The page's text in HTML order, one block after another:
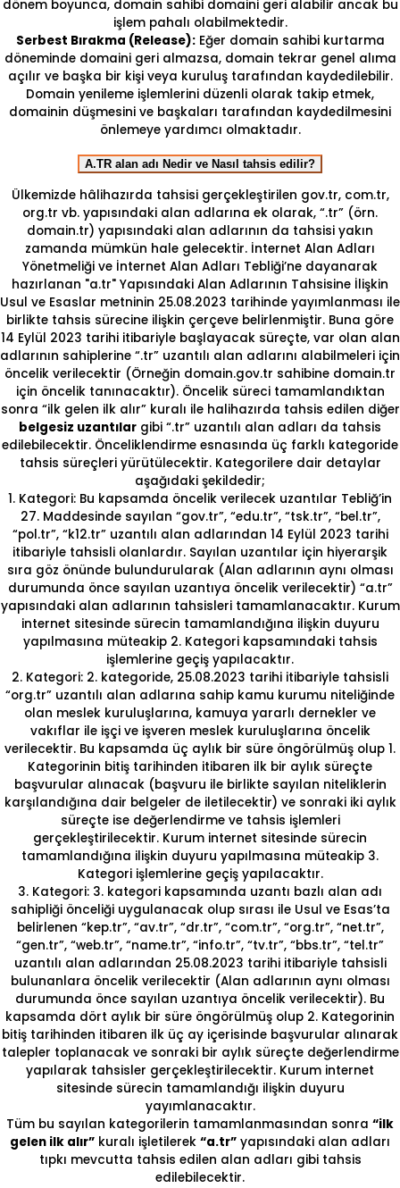
dönem boyunca, domain sahibi domaini geri alabilir ancak bu
işlem pahalı olabilmektedir.
Serbest Bırakma (Release):Eğer domain sahibi kurtarma
döneminde domaini geri almazsa, domain tekrar genel alıma
açılır ve başka bir kişi veya kuruluş tarafından kaydedilebilir.
Domain yenileme işlemlerini düzenli olarak takip etmek,
domainin düşmesini ve başkaları tarafından kaydedilmesini
önlemeye yardımcı olmaktadır.
A.TR alan adı Nedir ve Nasıl tahsis edilir?
Ülkemizde hâlihazırda tahsisi gerçekleştirilen gov.tr, com.tr,
org.tr vb. yapısındaki alan adlarına ek olarak, “.tr” (örn.
domain.tr) yapısındaki alan adlarının da tahsisi yakın
zamanda mümkün hale gelecektir. İnternet Alan Adları
Yönetmeliği ve İnternet Alan Adları Tebliği’ne dayanarak
hazırlanan "a.tr" Yapısındaki Alan Adlarının Tahsisine İlişkin
Usul ve Esaslar metninin 25.08.2023 tarihinde yayımlanması ile
birlikte tahsis sürecine ilişkin çerçeve belirlenmiştir. Buna göre
14 Eylül 2023 tarihi itibariyle başlayacak süreçte, var olan alan
adlarının sahiplerine “.tr” uzantılı alan adlarını alabilmeleri için
öncelik verilecektir (Örneğin domain.gov.tr sahibine domain.tr
için öncelik tanınacaktır). Öncelik süreci tamamlandıktan
sonra “ilk gelen ilk alır” kuralı ile halihazırda tahsis edilen diğer
belgesiz uzantılar gibi “.tr” uzantılı alan adları da tahsis
edilebilecektir. Önceliklendirme esnasında üç farklı kategoride
tahsis süreçleri yürütülecektir. Kategorilere dair detaylar
aşağıdaki şekildedir;
1. Kategori: Bu kapsamda öncelik verilecek uzantılar Tebliğ’in
27. Maddesinde sayılan “gov.tr”, “edu.tr”, “tsk.tr”, “bel.tr”,
“pol.tr”, “k12.tr” uzantılı alan adlarından 14 Eylül 2023 tarihi
itibariyle tahsisli olanlardır. Sayılan uzantılar için hiyerarşik
sıra göz önünde bulundurularak (Alan adlarının aynı olması
durumunda önce sayılan uzantıya öncelik verilecektir) “a.tr”
yapısındaki alan adlarının tahsisleri tamamlanacaktır. Kurum
internet sitesinde sürecin tamamlandığına ilişkin duyuru
yapılmasına müteakip 2. Kategori kapsamındaki tahsis
işlemlerine geçiş yapılacaktır.
2. Kategori: 2. kategoride, 25.08.2023 tarihi itibariyle tahsisli
“org.tr” uzantılı alan adlarına sahip kamu kurumu niteliğinde
olan meslek kuruluşlarına, kamuya yararlı dernekler ve
vakıflar ile işçi ve işveren meslek kuruluşlarına öncelik
verilecektir. Bu kapsamda üç aylık bir süre öngörülmüş olup 1.
Kategorinin bitiş tarihinden itibaren ilk bir aylık süreçte
başvurular alınacak (başvuru ile birlikte sayılan niteliklerin
karşılandığına dair belgeler de iletilecektir) ve sonraki iki aylık
süreçte ise değerlendirme ve tahsis işlemleri
gerçekleştirilecektir. Kurum internet sitesinde sürecin
tamamlandığına ilişkin duyuru yapılmasına müteakip 3.
Kategori işlemlerine geçiş yapılacaktır.
3. Kategori: 3. kategori kapsamında uzantı bazlı alan adı
sahipliği önceliği uygulanacak olup sırası ile Usul ve Esas’ta
belirlenen “kep.tr”, “av.tr”, “dr.tr”, “com.tr”, “org.tr”, “net.tr”,
“gen.tr”, “web.tr”, “name.tr”, “info.tr”, “tv.tr”, “bbs.tr”, “tel.tr”
uzantılı alan adlarından 25.08.2023 tarihi itibariyle tahsisli
bulunanlara öncelik verilecektir (Alan adlarının aynı olması
durumunda önce sayılan uzantıya öncelik verilecektir). Bu
kapsamda dört aylık bir süre öngörülmüş olup 2. Kategorinin
bitiş tarihinden itibaren ilk üç ay içerisinde başvurular alınarak
talepler toplanacak ve sonraki bir aylık süreçte değerlendirme
yapılarak tahsisler gerçekleştirilecektir. Kurum internet
sitesinde sürecin tamamlandığı ilişkin duyuru
yayımlanacaktır.
Tüm bu sayılan kategorilerin tamamlanmasından sonra “ilk
gelen ilk alır” kuralı işletilerek “a.tr” yapısındaki alan adları
tıpkı mevcutta tahsis edilen alan adları gibi tahsis
edilebilecektir.